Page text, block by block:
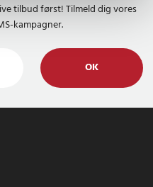
tilbud først! Tilmeld dig vores
kampagner.
OK